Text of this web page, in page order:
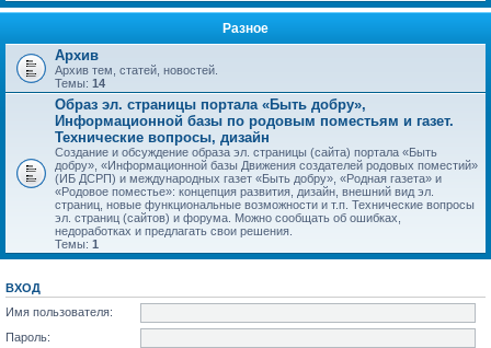
Разное
Архив
Архив тем, статей, новостей.
Темы: 14
Образ эл. страницы портала «Быть добру»,
Информационной базы по родовым поместьям и газет.
Технические вопросы, дизайн
Создание и обсуждение образа эл. страницы (сайта) портала «Быть
добру», «Информационной базы Движения создателей родовых поместий»
(ИБ ДСРП) и международных газет «Быть добру», «Родная газета» и
«Родовое поместье»: концепция развития, дизайн, внешний вид эл.
страниц, новые функциональные возможности и т.п. Технические вопросы
эл. страниц (сайтов) и форума. Можно сообщать об ошибках,
недоработках и предлагать свои решения.
Темы: 1
ВХОД
Имя пользователя:
Пароль: